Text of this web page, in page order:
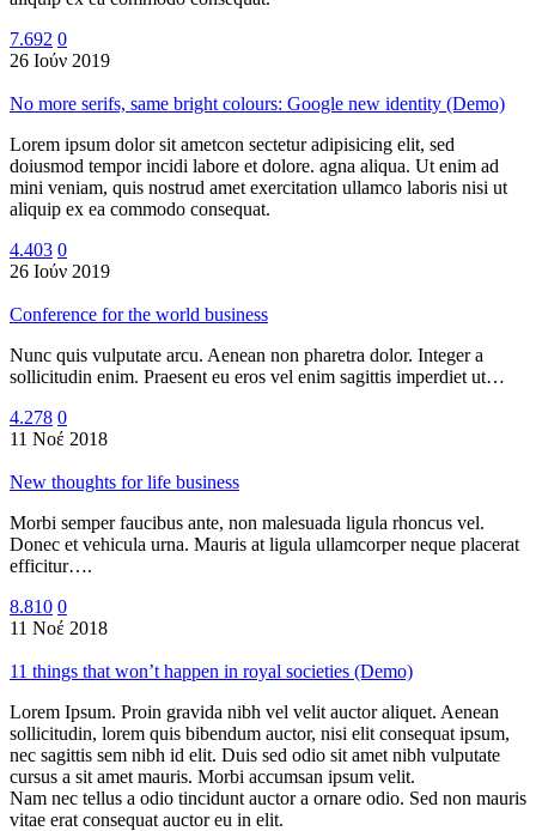
7.692 0
26 Ιούν 2019
No more serifs, same bright colours: Google new identity (Demo)
Lorem ipsum dolor sit ametcon sectetur adipisicing elit, sed
doiusmod tempor incidi labore et dolore. agna aliqua. Ut enim ad
mini veniam, quis nostrud amet exercitation ullamco laboris nisi ut
aliquip ex ea commodo consequat.
4.403 0
26 Ιούν 2019
Conference for the world business
Nunc quis vulputate arcu. Aenean non pharetra dolor. Integer a
sollicitudin enim. Praesent eu eros vel enim sagittis imperdiet ut…
4.278 0
11 Νοέ 2018
New thoughts for life business
Morbi semper faucibus ante, non malesuada ligula rhoncus vel.
Donec et vehicula urna. Mauris at ligula ullamcorper neque placerat
efficitur….
8.810 0
11 Νοέ 2018
11 things that won’t happen in royal societies (Demo)
Lorem Ipsum. Proin gravida nibh vel velit auctor aliquet. Aenean
sollicitudin, lorem quis bibendum auctor, nisi elit consequat ipsum,
nec sagittis sem nibh id elit. Duis sed odio sit amet nibh vulputate
cursus a sit amet mauris. Morbi accumsan ipsum velit.
Nam nec tellus a odio tincidunt auctor a ornare odio. Sed non mauris
vitae erat consequat auctor eu in elit.